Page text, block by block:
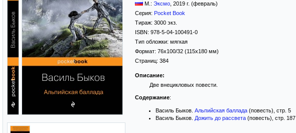
М.: Эксмо 2019 г. (февраль)
Серия: Pocket Book
Тираж: 3000 экз.
ISBN: 978-5-04-100491-0
Тип обложки: мягкая
Формат: 76x100/32 (115x180 мм)
Страниц: 384
Описание:
Две внецикловых повести.
Содержание:
Василь Быков. Альпийская баллада (повесть), стр. 5
Василь Быков. Дожить до рассвета (повесть), стр. 187